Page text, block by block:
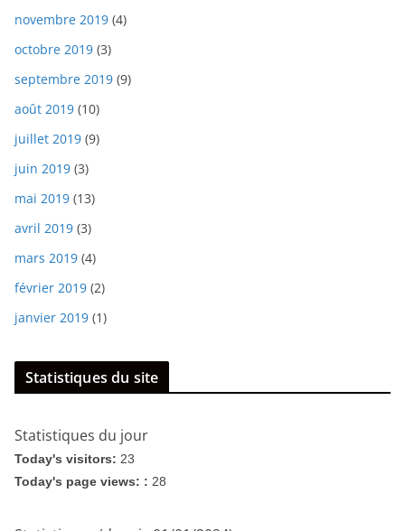
novembre 2019 (4)
octobre 2019 (3)
septembre 2019 (9)
août 2019 (10)
juillet 2019 (9)
juin 2019 (3)
mai 2019 (13)
avril 2019 (3)
mars 2019 (4)
février 2019 (2)
janvier 2019 (1)
Statistiques du site
Statistiques du jour
Today's visitors: 23
Today's page views: : 28